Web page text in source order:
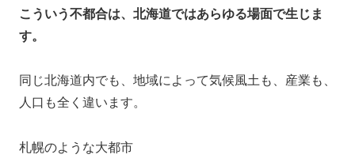
こういう不都合は、北海道ではあらゆる場面で生じま
す。
同じ北海道内でも、地域によって気候風土も、産業も、
人口も全く違います。
札幌のような大都市